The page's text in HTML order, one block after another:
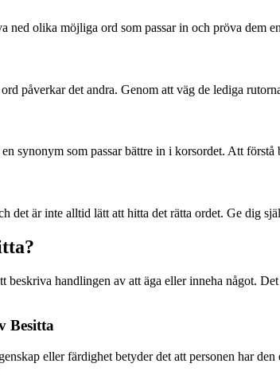
ned olika möjliga ord som passar in och pröva dem
påverkar det andra. Genom att väg de lediga
synonym som passar bättre in i korsordet. Att
det är inte alltid lätt att hitta det rätta ordet. Ge dig
beskriva handlingen av att äga eller inneha något.
Besitta
eller färdighet betyder det att personen har